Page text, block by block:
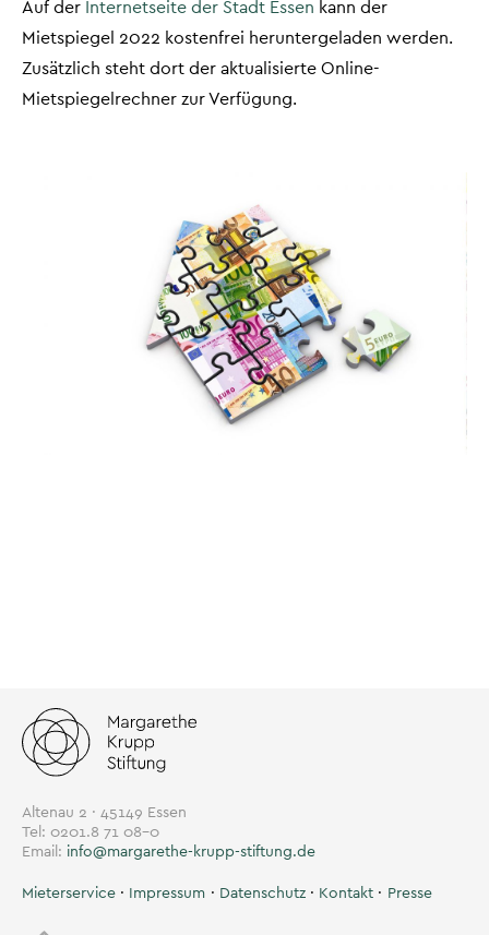
Auf der Internetseite der Stadt Essen kann der
Mietspiegel 2022 kostenfrei heruntergeladen werden.
Zusätzlich steht dort der aktualisierte Online-
Mietspiegelrechner zur Verfügung.
Altenau 2 · 45149 Essen
Tel: 0201.8 71 08-0
Email: info@margarethe-krupp-stiftung.de
Mieterservice Impressum Datenschutz Kontakt Presse